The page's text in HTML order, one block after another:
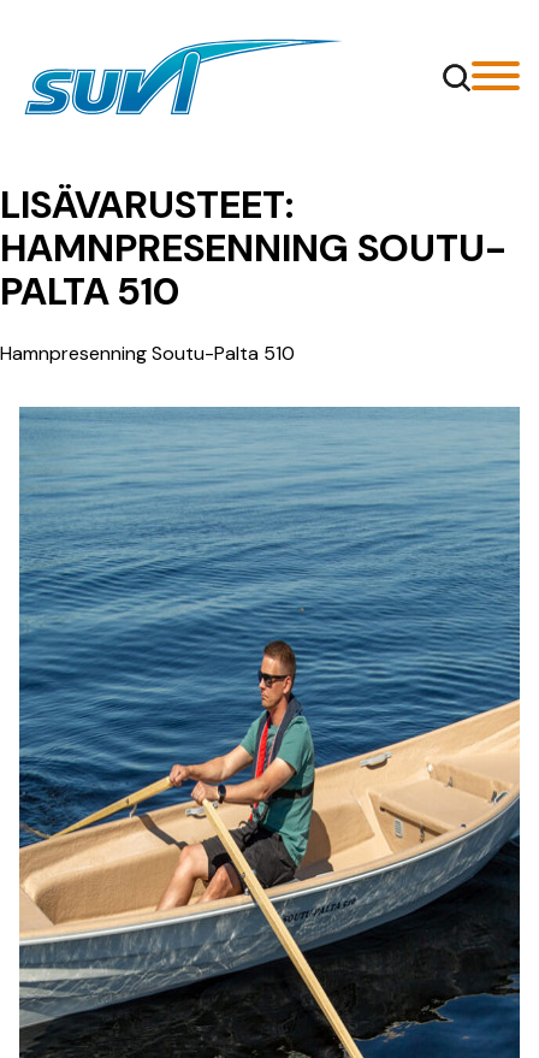
LISÄVARUSTEET:
HAMNPRESENNING SOUTU-
PALTA 510
Hamnpresenning Soutu-Palta 510